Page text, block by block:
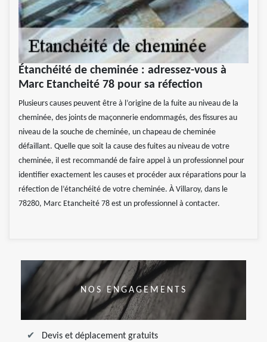
Étanchéité de cheminée : adressez-vous à
Marc Etancheité 78 pour sa réfection
Plusieurs causes peuvent être à l’origine de la fuite au niveau de la
cheminée, des joints de maçonnerie endommagés, des fissures au
niveau de la souche de cheminée, un chapeau de cheminée
défaillant. Quelle que soit la cause des fuites au niveau de votre
cheminée, il est recommandé de faire appel à un professionnel pour
identifier exactement les causes et procéder aux réparations pour la
réfection de l’étanchéité de votre cheminée. À Villaroy, dans le
78280, Marc Etancheité 78 est un professionnel à contacter.
NOS ENGAGEMENTS
Devis et déplacement gratuits